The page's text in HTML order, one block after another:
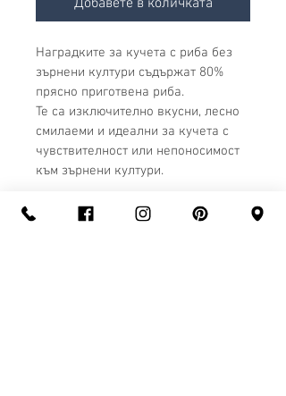
Наградките за кучета с риба без
зърнени култури съдържат 80%
прясно приготвена риба.
Те са изключително вкусни, лесно
смилаеми и идеални за кучета с
чувствителност или непоносимост
към зърнени култури.